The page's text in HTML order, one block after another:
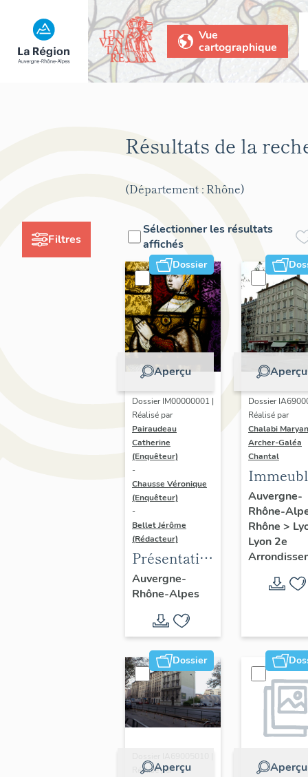
Vue
cartographique
Filtres
Résultats de la
(Département : Rhône)
Sélectionner les résultats
affichés
Dossier
Aperçu
Dossier IM00000001 |
Réalisé par
Pairaudeau
Catherine
(Enquêteur)
-
Chausse Véronique
(Enquêteur)
-
Bellet Jérôme
(Rédacteur)
Présentation
de
l'opération
d'inventaire
du vitrail
ancien de
Rhône-
Alpes
(corpus
vitrearum)
Auvergne-
Rhône-Alpes
Aperçu
Dossier
Réalisé par
Chalabi
Archer-Galéa
Chantal
Auvergne-
Rhône-
Rhône >
Lyon 2e
Dossier
Aperçu
Réalisé par
Aperçu